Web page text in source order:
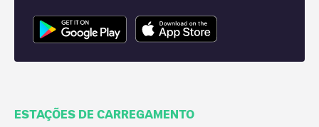
ESTAÇÕES DE CARREGAMENTO